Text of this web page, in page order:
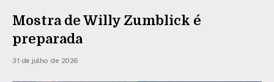
Mostra de Willy Zumblick é
preparada
31 de julho de 2026